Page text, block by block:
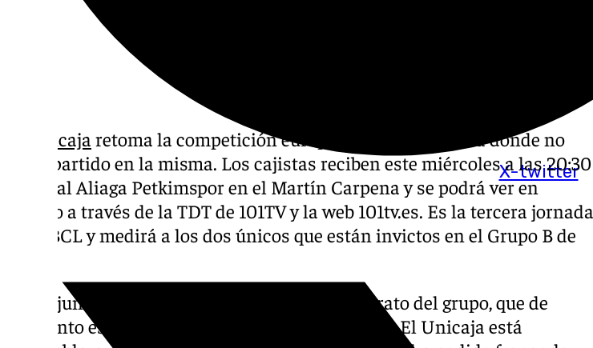
X-twitter
Unicaja retoma la competición europea tras una semana donde no
hubo partido en la misma. Los cajistas reciben este miércoles a las 20:30
horas al Aliaga Petkimspor en el Martín Carpena y se podrá ver en
directo a través de la TDT de 101TV y la web 101tv.es. Es la tercera jornada
de la BCL y medirá a los dos únicos que están invictos en el Grupo B de
El conjunto turco es el rival a medir por el liderato del grupo, que de
momento es para el conjunto de verde y morado. El Unicaja está